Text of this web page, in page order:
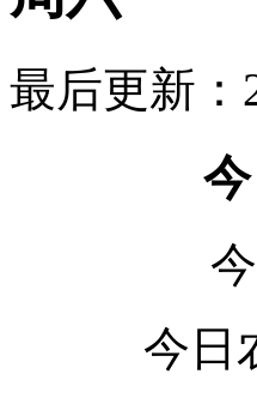
最后更新：
今日